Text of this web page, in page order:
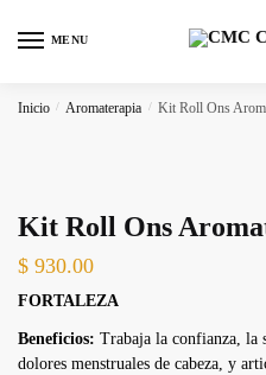
MENU
Inicio / Aromaterapia / Kit Roll Ons
Kit Roll Ons
$ 930.00
FORTALEZA
Beneficios: Trabaja la confianza, la
dolores menstruales de cabeza, y